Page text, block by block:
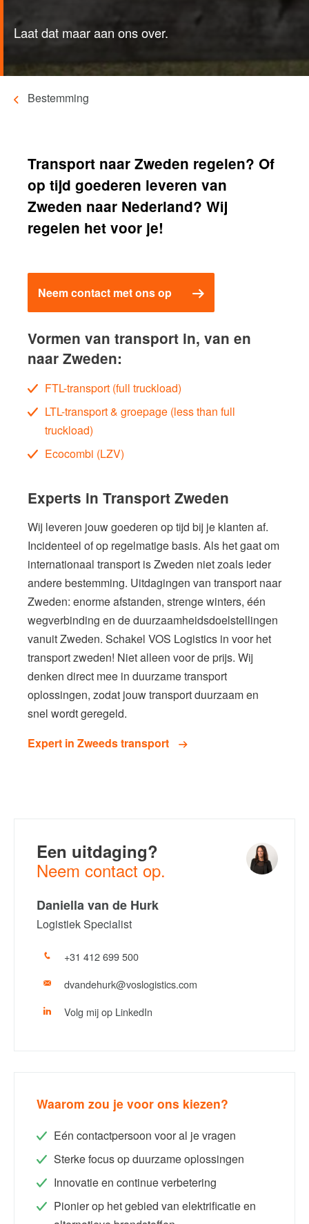
Laat dat maar aan ons over.
Bestemming
Transport naar Zweden regelen? Of
op tijd goederen leveren van
Zweden naar Nederland? Wij
regelen het voor je!
Neem contact met ons op
Vormen van transport in, van en
naar Zweden:
FTL-transport (full truckload)
LTL-transport & groepage (less than full
truckload)
Ecocombi (LZV)
Experts in Transport Zweden
Wij leveren jouw goederen op tijd bij je klanten af.
Incidenteel of op regelmatige basis. Als het gaat om
internationaal transport is Zweden niet zoals ieder
andere bestemming. Uitdagingen van transport naar
Zweden: enorme afstanden, strenge winters, één
wegverbinding en de duurzaamheidsdoelstellingen
vanuit Zweden. Schakel VOS Logistics in voor het
transport zweden! Niet alleen voor de prijs. Wij
denken direct mee in duurzame transport
oplossingen, zodat jouw transport duurzaam en
snel wordt geregeld.
Expert in Zweeds transport
Een uitdaging?
Neem contact op.
Daniella van de Hurk
Logistiek Specialist
+31 412 699 500
dvandehurk@voslogistics.com
Volg mij op LinkedIn
Waarom zou je voor ons kiezen?
Eén contactpersoon voor al je vragen
Sterke focus op duurzame oplossingen
Innovatie en continue verbetering
Pionier op het gebied van elektrificatie en